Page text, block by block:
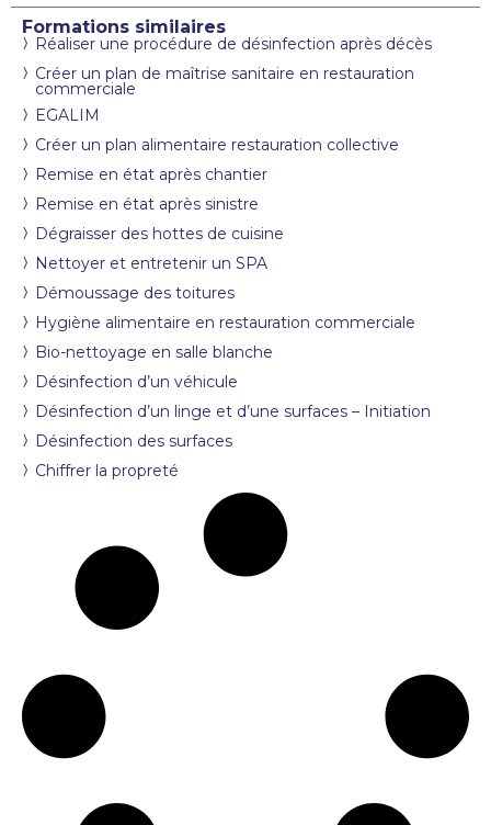
Formations similaires
Réaliser une procédure de désinfection après décès
Créer un plan de maîtrise sanitaire en restauration
commerciale
EGALIM
Créer un plan alimentaire restauration collective
Remise en état après chantier
Remise en état après sinistre
Dégraisser des hottes de cuisine
Nettoyer et entretenir un SPA
Démoussage des toitures
Hygiène alimentaire en restauration commerciale
Bio-nettoyage en salle blanche
Désinfection d’un véhicule
Désinfection d’un linge et d’une surfaces – Initiation
Désinfection des surfaces
Chiffrer la propreté